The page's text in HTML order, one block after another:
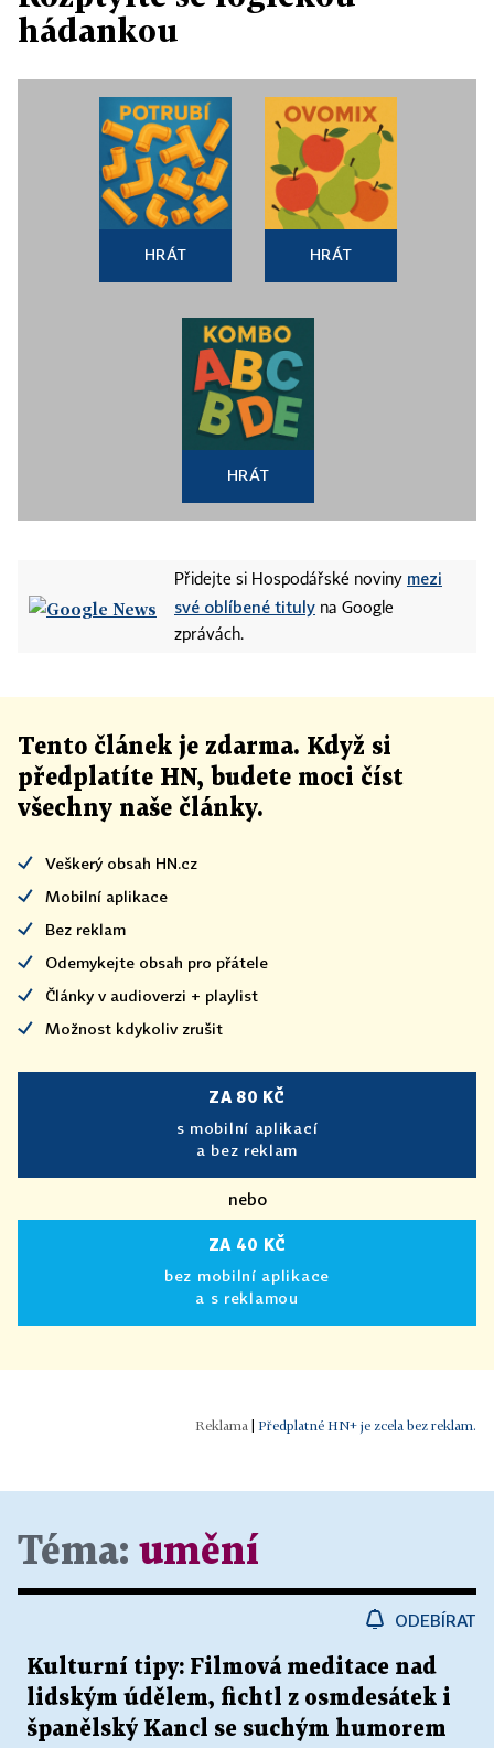
hádankou
HRÁT HRÁT
HRÁT
Přidejte si Hospodářské noviny mezi
své oblíbené tituly na Google
zprávách.
Tento článek je zdarma. Když si
předplatíte HN, budete moci číst
všechny naše články.
Veškerý obsah HN.cz
Mobilní aplikace
Bez reklam
Odemykejte obsah pro přátele
Články v audioverzi + playlist
Možnost kdykoliv zrušit
ZA 80 KČ
s mobilní aplikací
a bez reklam
nebo
ZA 40 KČ
bez mobilní aplikace
a s reklamou
Předplatné HN+ je zcela bez reklam.
Téma: umění
ODEBÍRAT
Kulturní tipy: Filmová meditace nad
lidským údělem, fichtl z osmdesátek i
španělský Kancl se suchým humorem